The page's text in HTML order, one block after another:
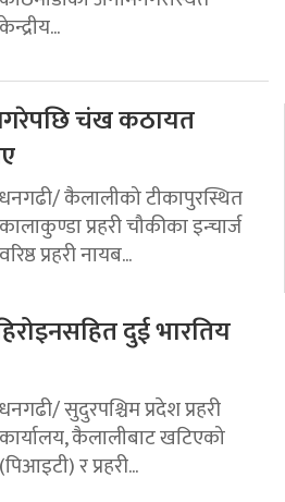
केन्द्रीय...
नगरेपछि चंख कठायत
धनगढी/ कैलालीको टीकापुरस्थित
कालाकुण्डा प्रहरी चौकीका इन्चार्ज
वरिष्ठ प्रहरी नायब...
दुई भारतिय
धनगढी/ सुदुरपश्चिम प्रदेश प्रहरी
कार्यालय, कैलालीबाट खटिएको
(पिआइटी) र प्रहरी...